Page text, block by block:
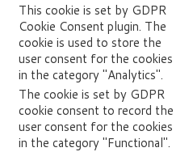
This cookie is set by GDPR
Cookie Consent plugin. The
cookie is used to store the
user consent for the cookies
in the category "Analytics".
The cookie is set by GDPR
cookie consent to record the
user consent for the cookies
in the category "Functional".